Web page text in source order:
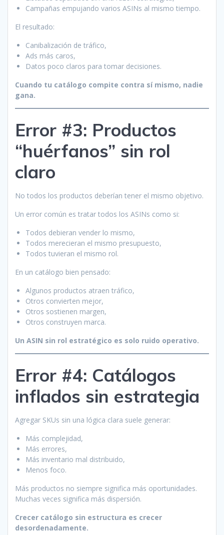
Campañas empujando varios ASINs al mismo tiempo.
El resultado:
Canibalización de tráfico,
Ads más caros,
Datos poco claros para tomar decisiones.
Cuando tu catálogo compite contra sí mismo, nadie
gana.
Error #3: Productos
“huérfanos” sin rol
claro
No todos los productos deberían tener el mismo objetivo.
Un error común es tratar todos los ASINs como si:
Todos debieran vender lo mismo,
Todos merecieran el mismo presupuesto,
Todos tuvieran el mismo rol.
En un catálogo bien pensado:
Algunos productos atraen tráfico,
Otros convierten mejor,
Otros sostienen margen,
Otros construyen marca.
Un ASIN sin rol estratégico es solo ruido operativo.
Error #4: Catálogos
inflados sin estrategia
Agregar SKUs sin una lógica clara suele generar:
Más complejidad,
Más errores,
Más inventario mal distribuido,
Menos foco.
Más productos no siempre significa más oportunidades.
Muchas veces significa más dispersión.
Crecer catálogo sin estructura es crecer
desordenadamente.